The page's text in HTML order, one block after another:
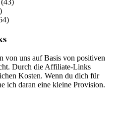
(43)
von uns auf Basis von positiven
Durch die Affiliate-Links
Kosten. Wenn du dich für
ich daran eine kleine Provision.